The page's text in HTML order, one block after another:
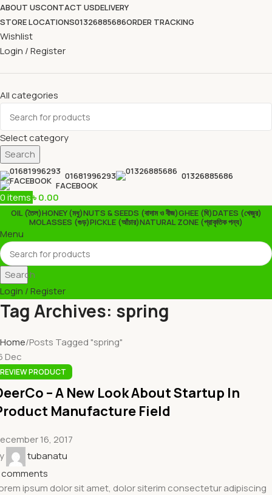
ABOUT USCONTACT USDELIVERY
STORE LOCATIONS01326885686ORDER TRACKING
Wishlist
Login / Register
All categories
Select category
Search
01681996293
01326885686
FACEBOOK
0items৳0.00
OIL (তৈল)HONEY (মধু)NUTS & SEEDS (বাদাম ও বীজ)GHEE (ঘি)DATES (খেজুর)
MOLASSES (গুড়)PICKLE (আঁচার)NATURAL ZONE (প্রাকৃতিক পন্য)
Menu
Search
Login / Register
Tag Archives: spring
Home Posts Tagged "spring"
Dec
REVIEW PRODUCT
– A New Look About Startup In
Manufacture Field
16, 2017
tubanatu
comments
ipsum dolor sit amet, dolor siterim consectetur adipiscing